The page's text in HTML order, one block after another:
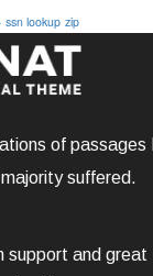
ssn lookup zip
of passages
suffered.
support and great